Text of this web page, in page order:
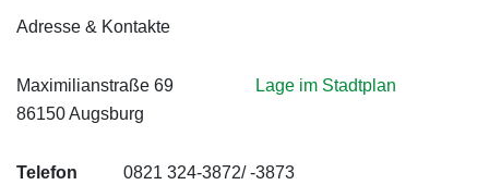
Adresse & Kontakte
Maximilianstraße 69
86150 Augsburg
Lage im Stadtplan
Telefon 0821 324-3872/ -3873